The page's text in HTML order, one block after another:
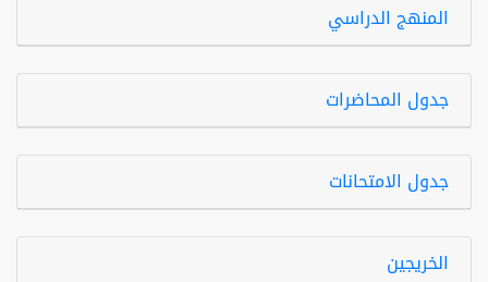
المنهج الدراسي
جدول المحاضرات
جدول الامتحانات
الخريجين